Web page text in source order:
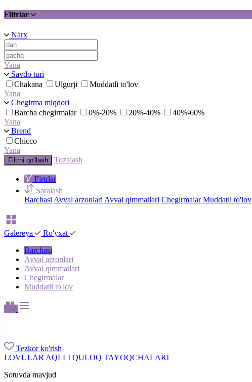
Filtrlar
Narx
Yana
Savdo turi
Chakana
Ulgurji
Muddatli to'lov
Yana
Chegirma miqdori
Barcha chegirmalar
0%-20% 20%-40%
40%-60%
Yana
Brend
Chicco
Yana
Filtrni qo'llash Tozalash
Firtrlar
Saralash
Barchasi Avval arzonlari Avval qimmatlari Chegirmalar Muddatli to'lov
Galereya
Ro'yxat
Barchasi
Avval arzonlari
Avval qimmatlari
Chegirmalar
Muddatli to'lov
Tezkor ko'rish
LOVULAR AQLLI QULOQ TAYOQCHALARI
Sotuvda mavjud